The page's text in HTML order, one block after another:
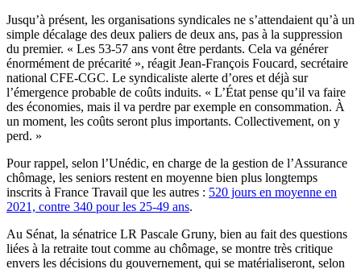
Jusqu’à présent, les organisations syndicales ne s’attendaient qu’à un
simple décalage des deux paliers de deux ans, pas à la suppression
du premier. « Les 53-57 ans vont être perdants. Cela va générer
énormément de précarité », réagit Jean-François Foucard, secrétaire
national CFE-CGC. Le syndicaliste alerte d’ores et déjà sur
l’émergence probable de coûts induits. « L’État pense qu’il va faire
des économies, mais il va perdre par exemple en consommation. À
un moment, les coûts seront plus importants. Collectivement, on y
perd. »
Pour rappel, selon l’Unédic, en charge de la gestion de l’Assurance
chômage, les seniors restent en moyenne bien plus longtemps
inscrits à France Travail que les autres : 520 jours en moyenne en
2021, contre 340 pour les 25-49 ans.
Au Sénat, la sénatrice LR Pascale Gruny, bien au fait des questions
liées à la retraite tout comme au chômage, se montre très critique
envers les décisions du gouvernement, qui se matérialiseront, selon